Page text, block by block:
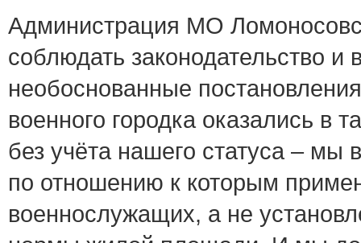
Администрация МО
соблюдать законодательство
необоснованные
военного городка оказались в
без учёта нашего статуса –
по отношению к которым
военнослужащих, а не